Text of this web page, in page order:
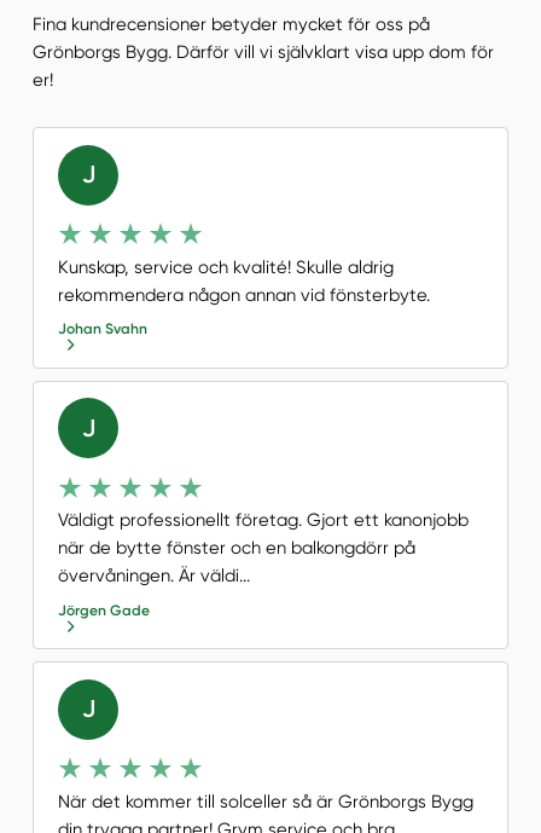
Fina kundrecensioner betyder mycket för oss på
Grönborgs Bygg. Därför vill vi självklart visa upp dom för
er!
J
Kunskap, service och kvalité! Skulle aldrig
rekommendera någon annan vid fönsterbyte.
Johan Svahn
J
Väldigt professionellt företag. Gjort ett kanonjobb
när de bytte fönster och en balkongdörr på
övervåningen. Är väldi...
Jörgen Gade
J
När det kommer till solceller så är Grönborgs Bygg